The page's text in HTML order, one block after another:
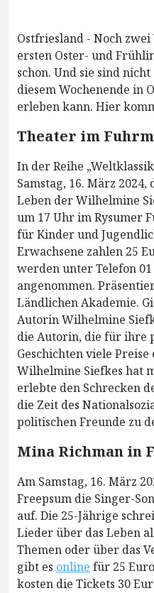
Ostfriesland - Noch zwei
ersten Oster- und
schon. Und sie sind
diesem Wochenende in
erleben kann. Hier
Theater im
In der Reihe
Samstag, 16. März 2024,
Leben der Wilhelmine
um 17 Uhr im Rysumer
für Kinder und
Erwachsene zahlen 25
werden unter Telefon 01
angenommen.
Ländlichen Akademie.
Autorin Wilhelmine
die Autorin, die für ihre
Geschichten viele
Wilhelmine Siefkes hat
erlebte den Schrecken
die Zeit des
politischen Freunde zu
Mina Richman in
Am Samstag, 16. März
Freepsum die Singer-
auf. Die 25-Jährige
Lieder über das Leben
Themen oder über das
gibt es online für 25
kosten die Tickets 30